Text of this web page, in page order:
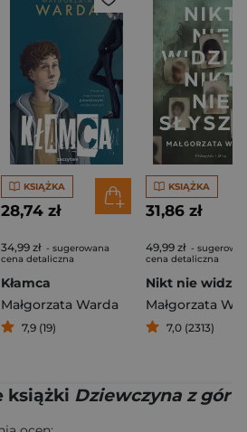
KSIĄŻKA
28,74 zł
34,99 zł - sugerowana
cena detaliczna
Kłamca
Małgorzata Warda
7,9 (19)
KSIĄŻKA
31,86 zł
49,99 zł -
cena detaliczna
Małgorzata
7,0 (2313)
książki Dziewczyna z gór